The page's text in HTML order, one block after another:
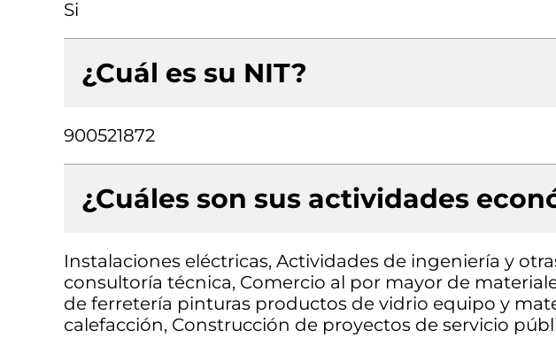
Si
¿Cuál es su NIT?
900521872
¿Cuáles son sus actividades
Instalaciones eléctricas, Actividades de ingeniería y
consultoría técnica, Comercio al por mayor de
de ferretería pinturas productos de vidrio equipo y
calefacción, Construcción de proyectos de servicio